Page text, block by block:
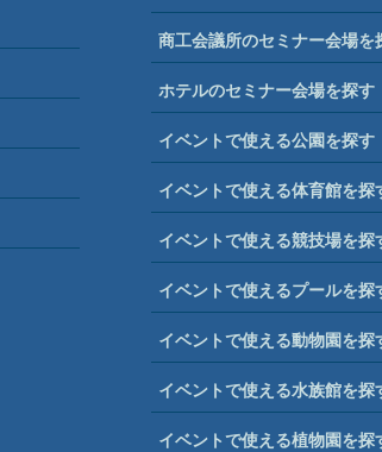
商工会議所のセミナー会場を
ホテルのセミナー会場を探す
イベントで使える公園を探す
イベントで使える体育館を探
イベントで使える競技場を探
イベントで使えるプールを探
イベントで使える動物園を探
イベントで使える水族館を探
イベントで使える植物園を探